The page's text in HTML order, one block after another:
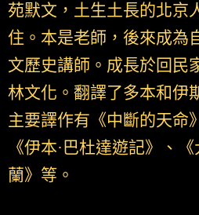
苑默文，土生土長的北京
住。本是老師，後來成為
文歷史講師。成長於回民
林文化。翻譯了多本和伊
主要譯作有《中斷的天命
《伊本·巴杜達遊記》、
蘭》等。